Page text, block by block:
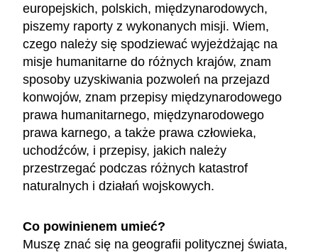
europejskich, polskich, międzynarodowych,
piszemy raporty z wykonanych misji. Wiem,
czego należy się spodziewać wyjeżdżając na
misje humanitarne do różnych krajów, znam
sposoby uzyskiwania pozwoleń na przejazd
konwojów, znam przepisy międzynarodowego
prawa humanitarnego, międzynarodowego
prawa karnego, a także prawa człowieka,
uchodźców, i przepisy, jakich należy
przestrzegać podczas różnych katastrof
naturalnych i działań wojskowych.
Co powinienem umieć?
Muszę znać się na geografii politycznej świata,